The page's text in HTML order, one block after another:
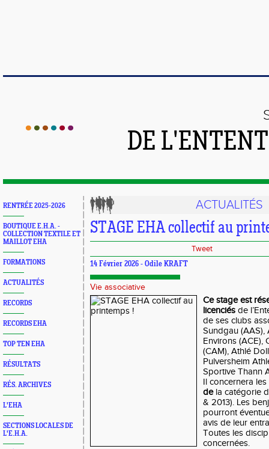
DE
RENTRÉE 2025-2026
BOUTIQUE E.H.A. -
COLLECTION TEXTILE ET
MAILLOT EHA
FORMATIONS
ACTUALITÉS
RECORDS
RECORDS EHA
TOP TEN EHA
RÉSULTATS
RÉS. ARCHIVES
L'EHA
SECTIONS LOCALES DE
L'E.H.A.
ACTUALITÉS
STAGE EHA collectif au
Tweet
14 Février 2026 - Odile KRAFT
Vie associative
Ce stage est
licenciés de
de ses clubs
Sundgau (AAS),
Environs (ACE),
(CAM), Athlé
Pulversheim
Sportive Thann
Il concernera
dela catégorie
& 2013). Les
pourront
avis de leur
Toutes les
concernées.